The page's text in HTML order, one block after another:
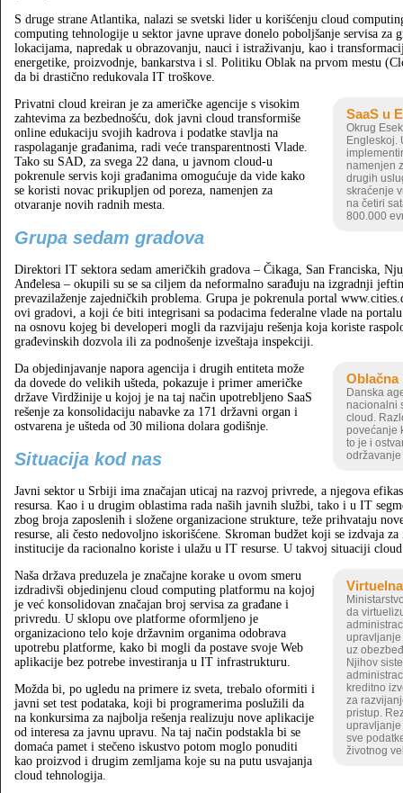
S druge strane Atlantika, nalazi se svetski lider u korišćenju cloud
computing tehnologije u sektor javne uprave donelo poboljšanje servisa za
lokacijama, napredak u obrazovanju, nauci i istraživanju, kao i
energetike, proizvodnje, bankarstva i sl. Politiku Oblak na prvom mestu
da bi drastično redukovala IT troškove.
SaaS u
Okrug
Engleskoj.
namenjen
drugih
skraćenje
na četiri
800.000
Privatni cloud kreiran je za američke agencije s visokim
zahtevima za bezbednošću, dok javni cloud transformiše
online edukaciju svojih kadrova i podatke stavlja na
raspolaganje građanima, radi veće transparentnosti Vlade.
Tako su SAD, za svega 22 dana, u javnom cloud-u
pokrenule servis koji građanima omogućuje da vide kako
se koristi novac prikupljen od poreza, namenjen za
otvaranje novih radnih mesta.
Grupa sedam gradova
Direktori IT sektora sedam američkih gradova – Čikaga, San Franciska,
Anđelesa – okupili su se sa ciljem da neformalno sarađuju na izgradnji
prevazilaženje zajedničkih problema. Grupa je pokrenula portal
ovi gradovi, a koji će biti integrisani sa podacima federalne vlade na
na osnovu kojeg bi developeri mogli da razvijaju rešenja koja koriste
građevinskih dozvola ili za podnošenje izveštaja inspekciji.
Oblačna
Danska
nacionalni
cloud.
povećanje
to je i
Da objedinjavanje napora agencija i drugih entiteta može
da dovede do velikih ušteda, pokazuje i primer američke
države Virdžinije u kojoj je na taj način upotrebljeno SaaS
rešenje za konsolidaciju nabavke za 171 državni organ i
ostvarena je ušteda od 30 miliona dolara godišnje.
Situacija kod nas
Javni sektor u Srbiji ima značajan uticaj na razvoj privrede, a njegova
resursa. Kao i u drugim oblastima rada naših javnih službi, tako i u IT
zbog broja zaposlenih i složene organizacione strukture, teže prihvataju
resurse, ali često nedovoljno iskorišćene. Skroman budžet koji se izdvaja
institucije da racionalno koriste i ulažu u IT resurse. U takvoj situaciji cloud
da
upravljanje
uz
Njihov
kreditno
za
pristup.
upravljanje
sve
životnog
Naša država preduzela je značajne korake u ovom smeru
izdradivši objedinjenu cloud computing platformu na kojoj
je već konsolidovan značajan broj servisa za građane i
privredu. U sklopu ove platforme oformljeno je
organizaciono telo koje državnim organima odobrava
upotrebu platforme, kako bi mogli da postave svoje Web
aplikacije bez potrebe investiranja u IT infrastrukturu.
Možda bi, po ugledu na primere iz sveta, trebalo oformiti i
javni set test podataka, koji bi programerima poslužili da
na konkursima za najbolja rešenja realizuju nove aplikacije
od interesa za javnu upravu. Na taj način podstakla bi se
domaća pamet i stečeno iskustvo potom moglo ponuditi
kao proizvod i drugim zemljama koje su na putu usvajanja
cloud tehnologija.